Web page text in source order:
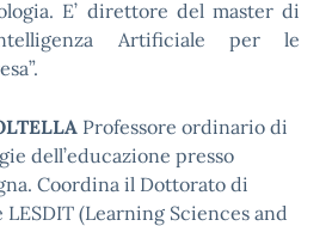
E’ direttore del master di
Artificiale per le
Professore ordinario di
dell’educazione presso
Coordina il Dottorato di
LESDIT (Learning Sciences and